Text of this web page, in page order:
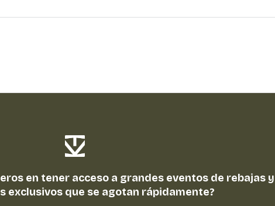
en tener acceso a grandes eventos de rebajas y
exclusivos que se agotan rápidamente?